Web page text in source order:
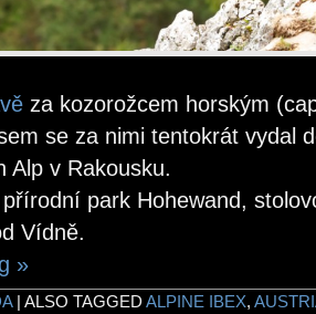
za kozorožcem horským
se za nimi tentokrát vydal
Alp v Rakousku.
park Hohewand,
Vídně.
»
| ALSO TAGGED ALPINE IBEX,